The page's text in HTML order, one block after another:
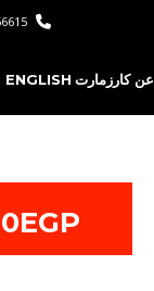
عن كارزمارت ENGLISH